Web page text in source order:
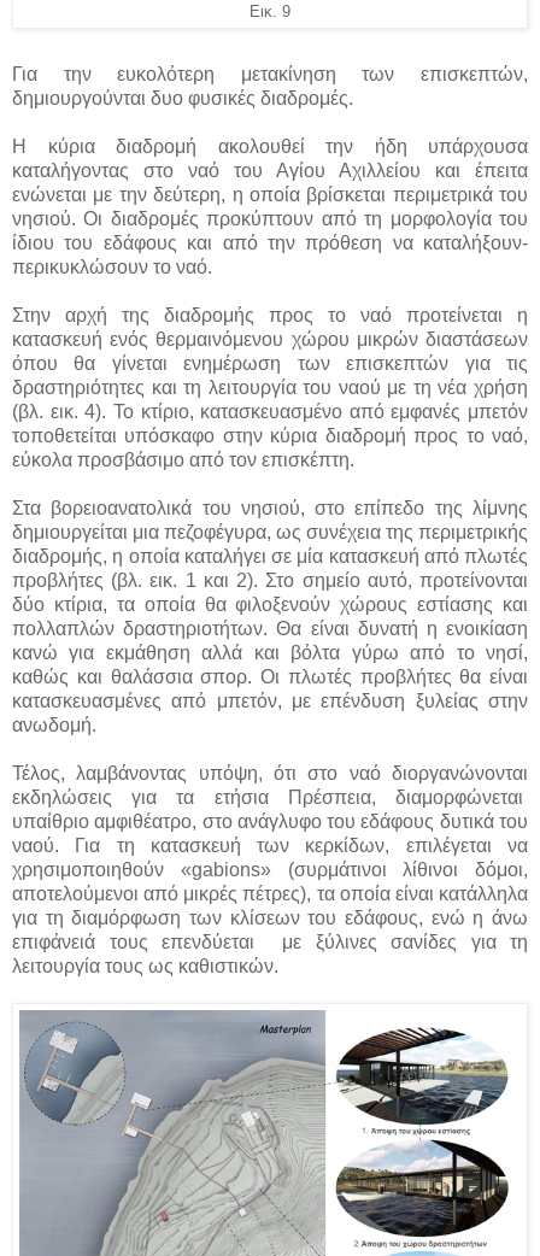
Εικ. 9
Για την ευκολότερη μετακίνηση των επισκεπτών,
δημιουργούνται δυο φυσικές διαδρομές.
Η κύρια διαδρομή ακολουθεί την ήδη υπάρχουσα
καταλήγοντας στο ναό του Αγίου Αχιλλείου και έπειτα
ενώνεται με την δεύτερη, η οποία βρίσκεται περιμετρικά του
νησιού. Οι διαδρομές προκύπτουν από τη μορφολογία του
ίδιου του εδάφους και από την πρόθεση να καταλήξουν-
περικυκλώσουν το ναό.
Στην αρχή της διαδρομής προς το ναό προτείνεται η
κατασκευή ενός θερμαινόμενου χώρου μικρών διαστάσεων
όπου θα γίνεται ενημέρωση των επισκεπτών για τις
δραστηριότητες και τη λειτουργία του ναού με τη νέα χρήση
(βλ. εικ. 4). Το κτίριο, κατασκευασμένο από εμφανές μπετόν
τοποθετείται υπόσκαφο στην κύρια διαδρομή προς το ναό,
εύκολα προσβάσιμο από τον επισκέπτη.
Στα βορειοανατολικά του νησιού, στο επίπεδο της λίμνης
δημιουργείται μια πεζοφέγυρα, ως συνέχεια της περιμετρικής
διαδρομής, η οποία καταλήγει σε μία κατασκευή από πλωτές
προβλήτες (βλ. εικ. 1 και 2). Στο σημείο αυτό, προτείνονται
δύο κτίρια, τα οποία θα φιλοξενούν χώρους εστίασης και
πολλαπλών δραστηριοτήτων. Θα είναι δυνατή η ενοικίαση
κανώ για εκμάθηση αλλά και βόλτα γύρω από το νησί,
καθώς και θαλάσσια σπορ. Οι πλωτές προβλήτες θα είναι
κατασκευασμένες από μπετόν, με επένδυση ξυλείας στην
ανωδομή.
Τέλος, λαμβάνοντας υπόψη, ότι στο ναό διοργανώνονται
εκδηλώσεις για τα ετήσια Πρέσπεια, διαμορφώνεται
υπαίθριο αμφιθέατρο, στο ανάγλυφο του εδάφους δυτικά του
ναού. Για τη κατασκευή των κερκίδων, επιλέγεται να
χρησιμοποιηθούν «gabions» (συρμάτινοι λίθινοι δόμοι,
αποτελούμενοι από μικρές πέτρες), τα οποία είναι κατάλληλα
για τη διαμόρφωση των κλίσεων του εδάφους, ενώ η άνω
επιφάνειά τους επενδύεται με ξύλινες σανίδες για τη
λειτουργία τους ως καθιστικών.